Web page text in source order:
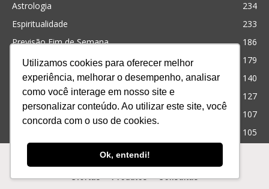
Utilizamos cookies para oferecer melhor
experiência, melhorar o desempenho, analisar
como você interage em nosso site e
personalizar conteúdo. Ao utilizar este site, você
concorda com o uso de cookies.
Ok, entendi!
Astrologia
234
Espiritualidade
233
Previsão Fim de Semana
186
Tarot
179
Dicas de Bem-Estar
140
Cristianismo
127
Simpatias
107
105
Ofertas Produtos Consultas